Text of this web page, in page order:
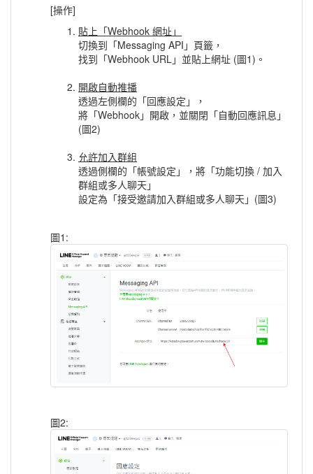
[操作]
貼上「Webhook 網址」
切換到「Messaging API」頁籤，
找到「Webhook URL」並貼上網址 (圖1)。
開啟自動推播
透過左側欄的「回應設定」，
將「Webhook」開啟，並關閉「自動回應訊息」
(圖2)
允許加入群組
透過側欄的「帳號設定」，將「功能切換 / 加入
群組或多人聊天」
設定為「接受邀請加入群組或多人聊天」(圖3)
圖1:
圖2: